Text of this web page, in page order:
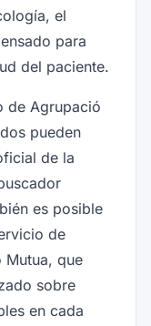
el
para
del paciente.
de Agrupació
pueden
de la
es posible
de
Mutua, que
sobre
en cada